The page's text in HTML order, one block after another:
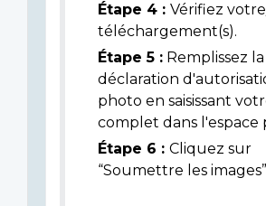
Étape 4 : Vérifiez
téléchargement(s).
Étape 5 : Remplissez la
déclaration
photo en saisissant
complet dans l'espace
Étape 6 : Cliquez sur
“Soumettre les